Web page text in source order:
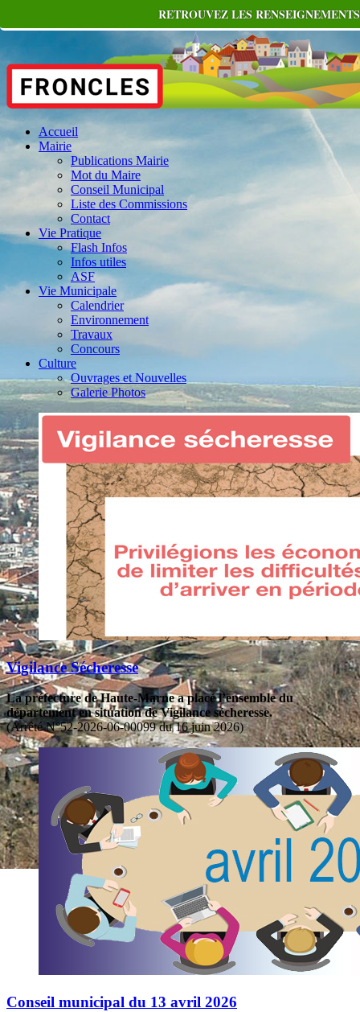
Accueil
Mairie
Publications Mairie
Mot du Maire
Conseil Municipal
Liste des Commissions
Contact
Vie Pratique
Flash Infos
Infos utiles
ASF
Vie Municipale
Calendrier
Environnement
Travaux
Concours
Culture
Ouvrages et Nouvelles
Galerie Photos
Vigilance Sécheresse
La préfecture de Haute-Marne a placé l’ensemble du
département en situation de Vigilance sécheresse.
(Arrêté N°52-2026-06-00099 du 16 juin 2026)
Conseil municipal du 13 avril 2026
RETROUVEZ LES